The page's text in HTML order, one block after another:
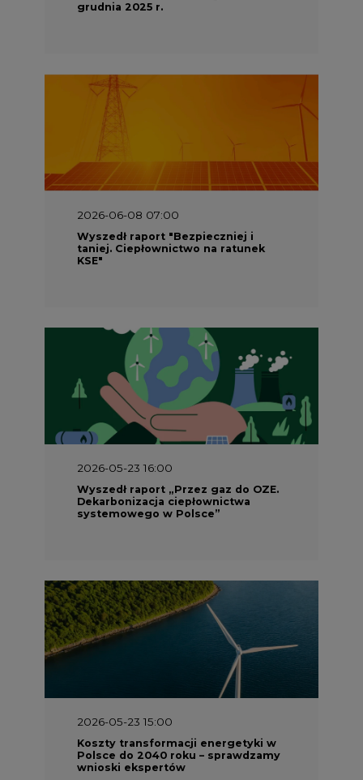
grudnia 2025 r.
2026-06-08 07:00
Wyszedł raport "Bezpieczniej i
taniej. Ciepłownictwo na ratunek
KSE"
2026-05-23 16:00
Wyszedł raport „Przez gaz do OZE.
Dekarbonizacja ciepłownictwa
systemowego w Polsce”
2026-05-23 15:00
Koszty transformacji energetyki w
Polsce do 2040 roku – sprawdzamy
wnioski ekspertów